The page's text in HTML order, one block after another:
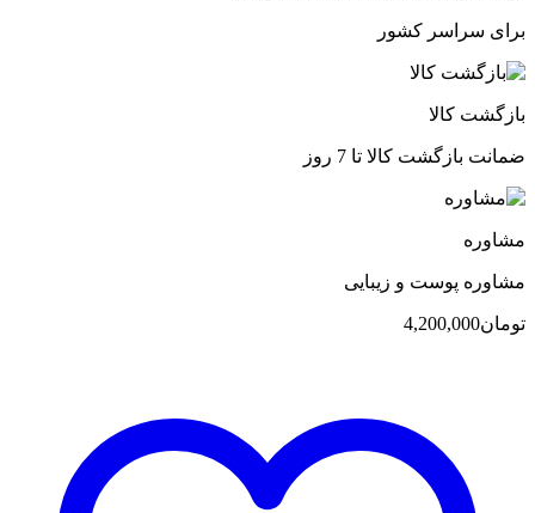
برای سراسر کشور
بازگشت کالا
ضمانت بازگشت کالا تا 7 روز
مشاوره
مشاوره پوست و زیبایی
تومان4,200,000